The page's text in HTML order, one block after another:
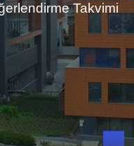
Takvimi